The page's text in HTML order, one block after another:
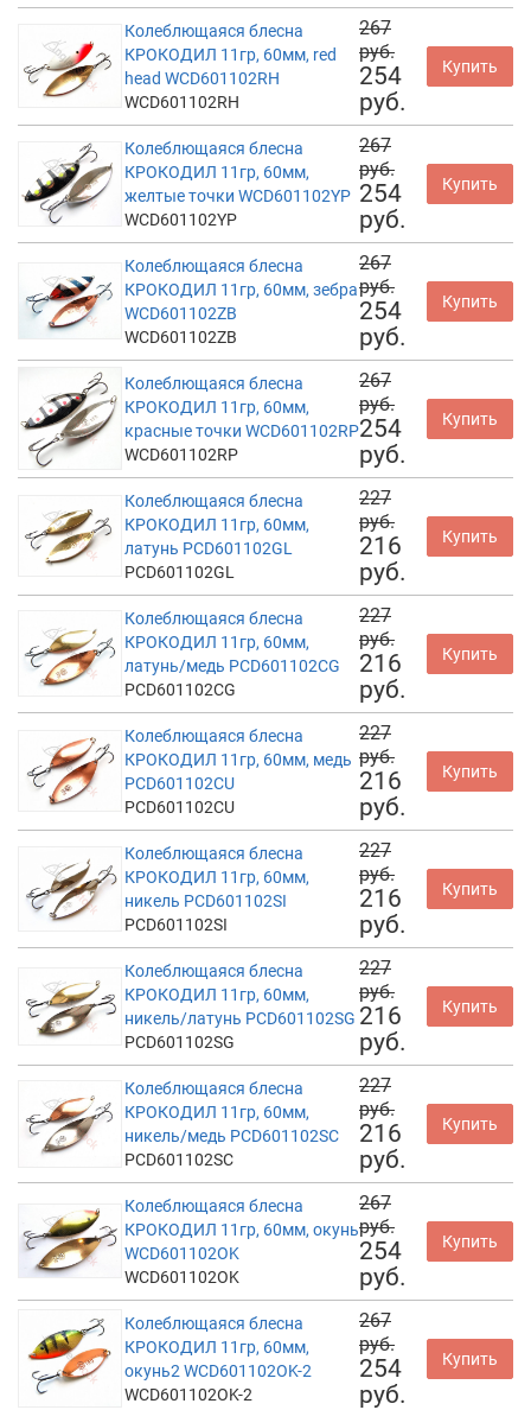
Колеблющаяся блесна
КРОКОДИЛ 11гр, 60мм, red
head WCD601102RH
WCD601102RH
267
руб.
254
руб.
Купить
Колеблющаяся блесна
КРОКОДИЛ 11гр, 60мм,
желтые точки WCD601102YP
WCD601102YP
267
руб.
254
руб.
Купить
Колеблющаяся блесна
КРОКОДИЛ 11гр, 60мм, зебра
WCD601102ZB
WCD601102ZB
267
руб.
254
руб.
Купить
Колеблющаяся блесна
КРОКОДИЛ 11гр, 60мм,
красные точки WCD601102RP
WCD601102RP
267
руб.
254
руб.
Купить
Колеблющаяся блесна
КРОКОДИЛ 11гр, 60мм,
латунь PCD601102GL
PCD601102GL
227
руб.
216
руб.
Купить
Колеблющаяся блесна
КРОКОДИЛ 11гр, 60мм,
латунь/медь PCD601102CG
PCD601102CG
227
руб.
216
руб.
Купить
Колеблющаяся блесна
КРОКОДИЛ 11гр, 60мм, медь
PCD601102CU
PCD601102CU
227
руб.
216
руб.
Купить
Колеблющаяся блесна
КРОКОДИЛ 11гр, 60мм,
никель PCD601102SI
PCD601102SI
227
руб.
216
руб.
Купить
Колеблющаяся блесна
КРОКОДИЛ 11гр, 60мм,
никель/латунь PCD601102SG
PCD601102SG
227
руб.
216
руб.
Купить
Колеблющаяся блесна
КРОКОДИЛ 11гр, 60мм,
никель/медь PCD601102SC
PCD601102SC
227
руб.
216
руб.
Купить
Колеблющаяся блесна
КРОКОДИЛ 11гр, 60мм, окунь
WCD601102OK
WCD601102OK
267
руб.
254
руб.
Купить
Колеблющаяся блесна
КРОКОДИЛ 11гр, 60мм,
окунь2 WCD601102OK-2
WCD601102OK-2
267
руб.
254
руб.
Купить